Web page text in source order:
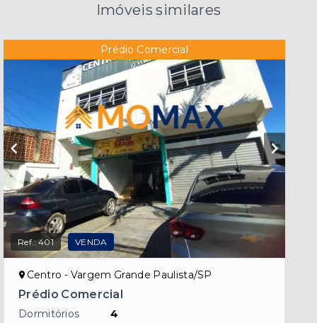
Imóveis similares
Prédio Comercial
Ref.:401 VENDA
Centro - Vargem Grande Paulista/SP
Prédio Comercial
Dormitórios
4